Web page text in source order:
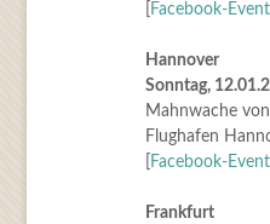
Facebook-Event]
Hannover
Sonntag,
Mahnwache von
Flughafen
Facebook-Event]
Frankfurt